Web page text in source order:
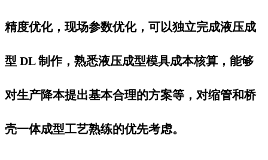
精度优化，现场参数优化，可以独立完成液压成
型 DL 制作，熟悉液压成型模具成本核算，能够
对生产降本提出基本合理的方案等，对缩管和桥
壳一体成型工艺熟练的优先考虑。